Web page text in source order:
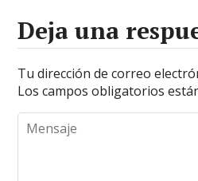
Deja una
Tu dirección de correo
Los campos obligatorios